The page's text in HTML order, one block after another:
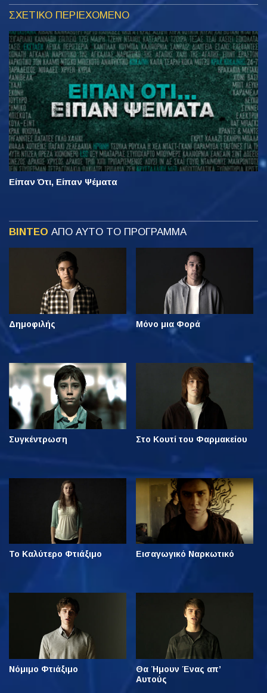
ΣΧΕΤΙΚΟ ΠΕΡΙΕΧΟΜΕΝΟ
Είπαν Ότι, Είπαν Ψέματα
ΒΙΝΤΕΟ ΑΠΟ ΑΥΤΟ ΤΟ ΠΡΟΓΡΑΜΜΑ
Δημοφιλής Μόνο μια Φορά
Συγκέντρωση Στο Κουτί του Φαρμακείου
Το Καλύτερο Φτιάξιμο Εισαγωγικό Ναρκωτικό
Νόμιμο Φτιάξιμο
Θα Ήμουν Ένας απ’
Αυτούς